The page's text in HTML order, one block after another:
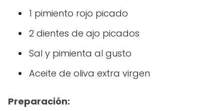
1 pimiento rojo picado
2 dientes de ajo picados
Sal y pimienta al gusto
Aceite de oliva extra virgen
Preparación: